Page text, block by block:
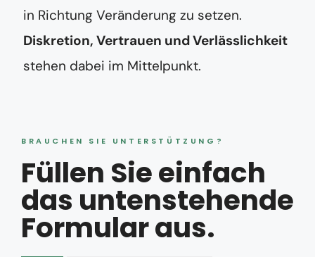
in Richtung Veränderung zu setzen.
Diskretion, Vertrauen und Verlässlichkeit
stehen dabei im Mittelpunkt.
BRAUCHEN SIE UNTERSTÜTZUNG?
Füllen Sie einfach
das untenstehende
Formular aus.